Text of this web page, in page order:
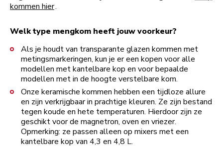
kommen hier.
Welk type mengkom heeft jouw voorkeur?
Als je houdt van transparante glazen kommen met
metingsmarkeringen, kun je er een kopen voor alle
modellen met kantelbare kop en voor bepaalde
modellen met in de hoogte verstelbare kom.
Onze keramische kommen hebben een tijdloze allure
en zijn verkrijgbaar in prachtige kleuren. Ze zijn bestand
tegen koude en hete temperaturen. Hierdoor zijn ze
geschikt voor de magnetron, oven en vriezer.
Opmerking: ze passen alleen op mixers met een
kantelbare kop van 4,3 en 4,8 L.